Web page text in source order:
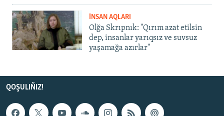
İNSAN AQLARI
Olğa Skrıpnık: "Qırım azat etilsin
dep, insanlar yarıqsız ve suvsuz
yaşamağa azırlar"
QOŞULIÑIZ!